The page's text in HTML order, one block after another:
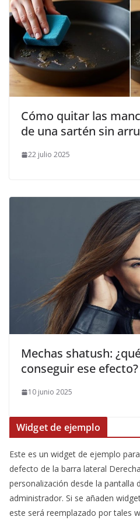
Cómo quitar las
de una sartén sin
22 julio 2025
Mechas shatush:
conseguir ese efecto?
10 junio 2025
Widget de ejemplo
Este es un widget de ejemplo
defecto de la barra lateral
personalización desde la pantalla
administrador. Si se añaden
este será reemplazado por tales